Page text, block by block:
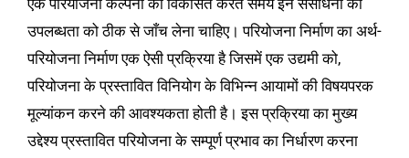
एक परियोजना कल्पना को विकसित करते समय इन संसाधनों की
उपलब्धता को ठीक से जाँच लेना चाहिए। परियोजना निर्माण का अर्थ-
परियोजना निर्माण एक ऐसी प्रक्रिया है जिसमें एक उद्यमी को,
परियोजना के प्रस्तावित विनियोग के विभिन्न आयामों की विषयपरक
मूल्यांकन करने की आवश्यकता होती है। इस प्रक्रिया का मुख्य
उद्देश्य प्रस्तावित परियोजना के सम्पूर्ण प्रभाव का निर्धारण करना